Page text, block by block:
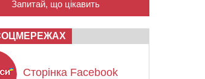
Запитай, що цікавить
Сторінка Facebook